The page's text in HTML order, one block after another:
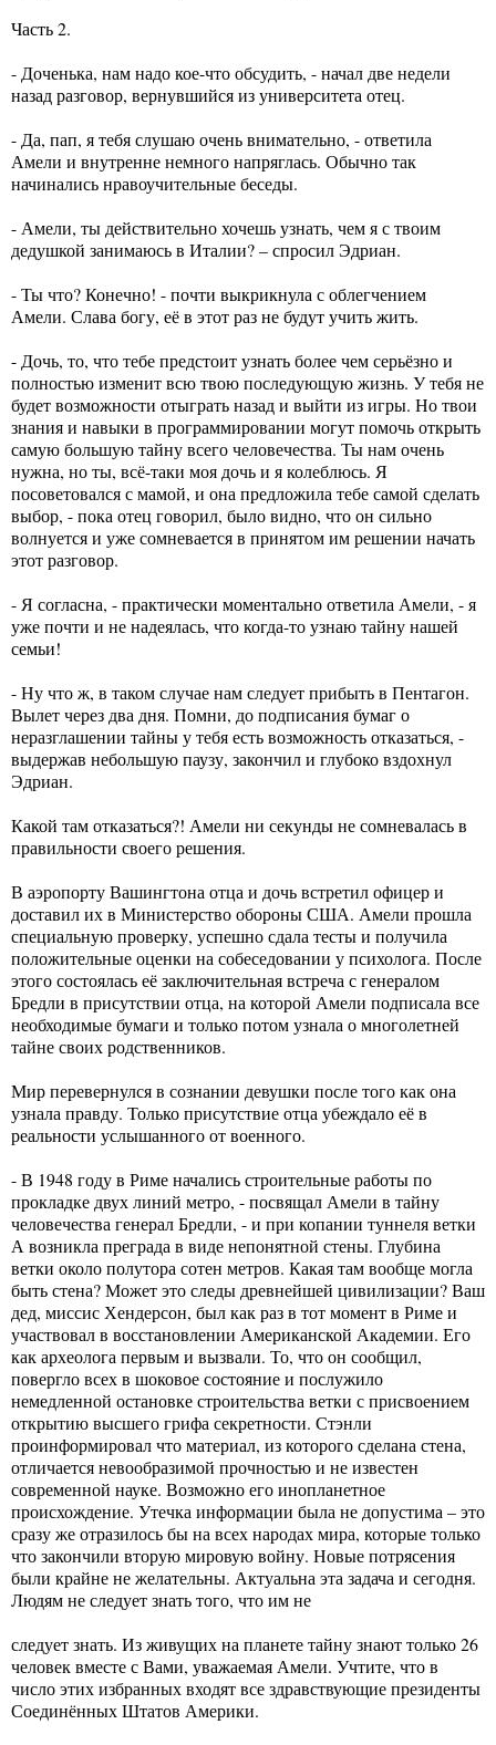
Часть 2.
- Доченька, нам надо кое-что обсудить, - начал две недели
назад разговор, вернувшийся из университета отец.
- Да, пап, я тебя слушаю очень внимательно, - ответила
Амели и внутренне немного напряглась. Обычно так
начинались нравоучительные беседы.
- Амели, ты действительно хочешь узнать, чем я с твоим
дедушкой занимаюсь в Италии? – спросил Эдриан.
- Ты что? Конечно! - почти выкрикнула с облегчением
Амели. Слава богу, её в этот раз не будут учить жить.
- Дочь, то, что тебе предстоит узнать более чем серьёзно и
полностью изменит всю твою последующую жизнь. У тебя не
будет возможности отыграть назад и выйти из игры. Но твои
знания и навыки в программировании могут помочь открыть
самую большую тайну всего человечества. Ты нам очень
нужна, но ты, всё-таки моя дочь и я колеблюсь. Я
посоветовался с мамой, и она предложила тебе самой сделать
выбор, - пока отец говорил, было видно, что он сильно
волнуется и уже сомневается в принятом им решении начать
этот разговор.
- Я согласна, - практически моментально ответила Амели, - я
уже почти и не надеялась, что когда-то узнаю тайну нашей
семьи!
- Ну что ж, в таком случае нам следует прибыть в Пентагон.
Вылет через два дня. Помни, до подписания бумаг о
неразглашении тайны у тебя есть возможность отказаться, -
выдержав небольшую паузу, закончил и глубоко вздохнул
Эдриан.
Какой там отказаться?! Амели ни секунды не сомневалась в
правильности своего решения.
В аэропорту Вашингтона отца и дочь встретил офицер и
доставил их в Министерство обороны США. Амели прошла
специальную проверку, успешно сдала тесты и получила
положительные оценки на собеседовании у психолога. После
этого состоялась её заключительная встреча с генералом
Бредли в присутствии отца, на которой Амели подписала все
необходимые бумаги и только потом узнала о многолетней
тайне своих родственников.
Мир перевернулся в сознании девушки после того как она
узнала правду. Только присутствие отца убеждало её в
реальности услышанного от военного.
- В 1948 году в Риме начались строительные работы по
прокладке двух линий метро, - посвящал Амели в тайну
человечества генерал Бредли, - и при копании туннеля ветки
А возникла преграда в виде непонятной стены. Глубина
ветки около полутора сотен метров. Какая там вообще могла
быть стена? Может это следы древнейшей цивилизации? Ваш
дед, миссис Хендерсон, был как раз в тот момент в Риме и
участвовал в восстановлении Американской Академии. Его
как археолога первым и вызвали. То, что он сообщил,
повергло всех в шоковое состояние и послужило
немедленной остановке строительства ветки с присвоением
открытию высшего грифа секретности. Стэнли
проинформировал что материал, из которого сделана стена,
отличается невообразимой прочностью и не известен
современной науке. Возможно его инопланетное
происхождение. Утечка информации была не допустима – это
сразу же отразилось бы на всех народах мира, которые только
что закончили вторую мировую войну. Новые потрясения
были крайне не желательны. Актуальна эта задача и сегодня.
Людям не следует знать того, что им не
следует знать. Из живущих на планете тайну знают только 26
человек вместе с Вами, уважаемая Амели. Учтите, что в
число этих избранных входят все здравствующие президенты
Соединённых Штатов Америки.